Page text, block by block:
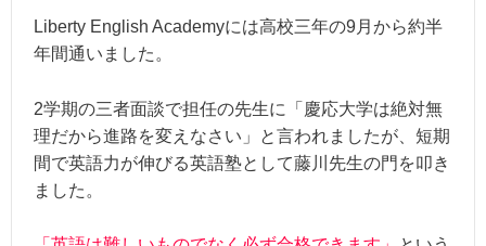
Liberty English Academyには高校三年の9月から約半
年間通いました。
2学期の三者面談で担任の先生に「慶応大学は絶対無
理だから進路を変えなさい」と言われましたが、短期
間で英語力が伸びる英語塾として藤川先生の門を叩き
ました。